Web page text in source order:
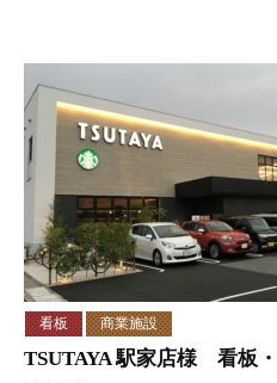
看板 商業施設
TSUTAYA 駅家店様 看板